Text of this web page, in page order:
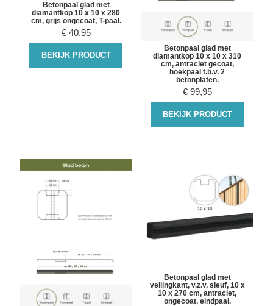
Betonpaal glad met
diamantkop 10 x 10 x 280
cm, grijs ongecoat, T-paal.
€ 40,95
BEKIJK PRODUCT
Betonpaal glad met
diamantkop 10 x 10 x 310
cm, antraciet gecoat,
hoekpaal t.b.v. 2
betonplaten.
€ 99,95
BEKIJK PRODUCT
Betonpaal glad met
vellingkant, v.z.v. sleuf, 10 x
10 x 270 cm, antraciet,
ongecoat, eindpaal.